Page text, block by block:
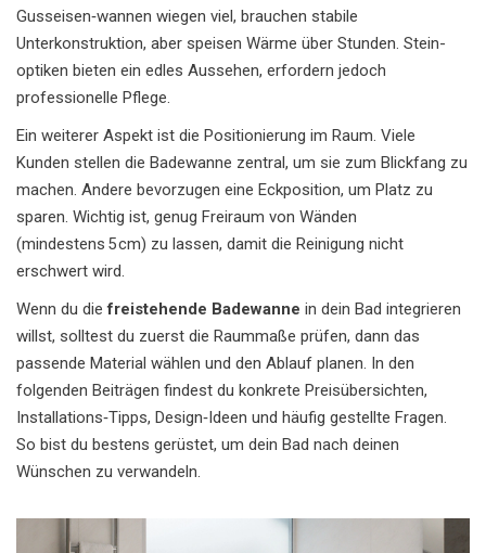
Gusseisen‑wannen wiegen viel, brauchen stabile
Unterkonstruktion, aber speisen Wärme über Stunden. Stein­
optiken bieten ein edles Aussehen, erfordern jedoch
professionelle Pflege.
Ein weiterer Aspekt ist die Positionierung im Raum. Viele
Kunden stellen die Badewanne zentral, um sie zum Blickfang zu
machen. Andere bevorzugen eine Eckposition, um Platz zu
sparen. Wichtig ist, genug Freiraum von Wänden
(mindestens 5 cm) zu lassen, damit die Reinigung nicht
erschwert wird.
Wenn du diefreistehende Badewanne in dein Bad integrieren
willst, solltest du zuerst die Raummaße prüfen, dann das
passende Material wählen und den Ablauf planen. In den
folgenden Beiträgen findest du konkrete Preisübersichten,
Installations‑Tipps, Design‑Ideen und häufig gestellte Fragen.
So bist du bestens gerüstet, um dein Bad nach deinen
Wünschen zu verwandeln.